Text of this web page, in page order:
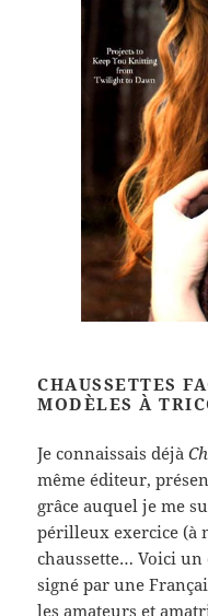
CHAUSSETTES
MODÈLES À
Je connaissais déjà
même éditeur,
grâce auquel je me
périlleux exercice (à
chaussette… Voici
signé par une
les amateurs et